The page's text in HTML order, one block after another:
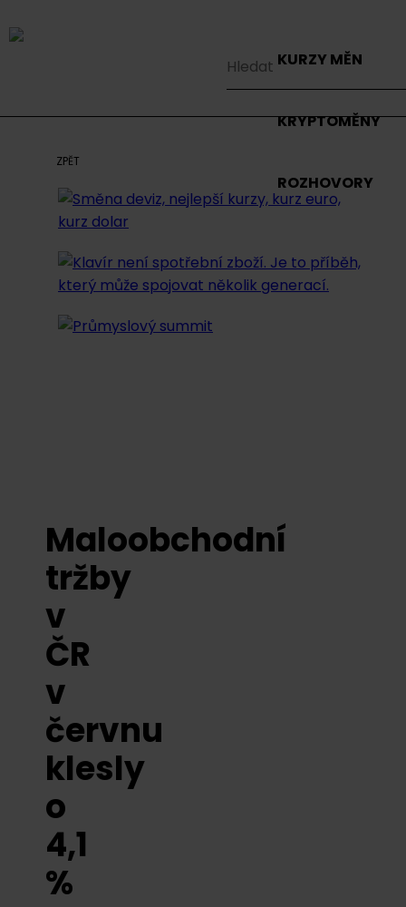
KURZY MĚN
KRYPTOMĚNY
ROZHOVORY
ZPĚT
Maloobchodní
tržby
v
ČR
v
červnu
klesly
o
4,1
%